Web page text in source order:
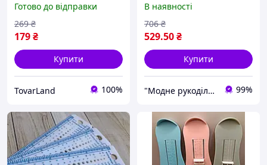
підбору розміру взуття
Готово до відправки
179₴
269 ₴
Купити
TovarLand 100%
В наявності
529.50₴
706 ₴
Купити
"Модне рукоділля"🧵 99%